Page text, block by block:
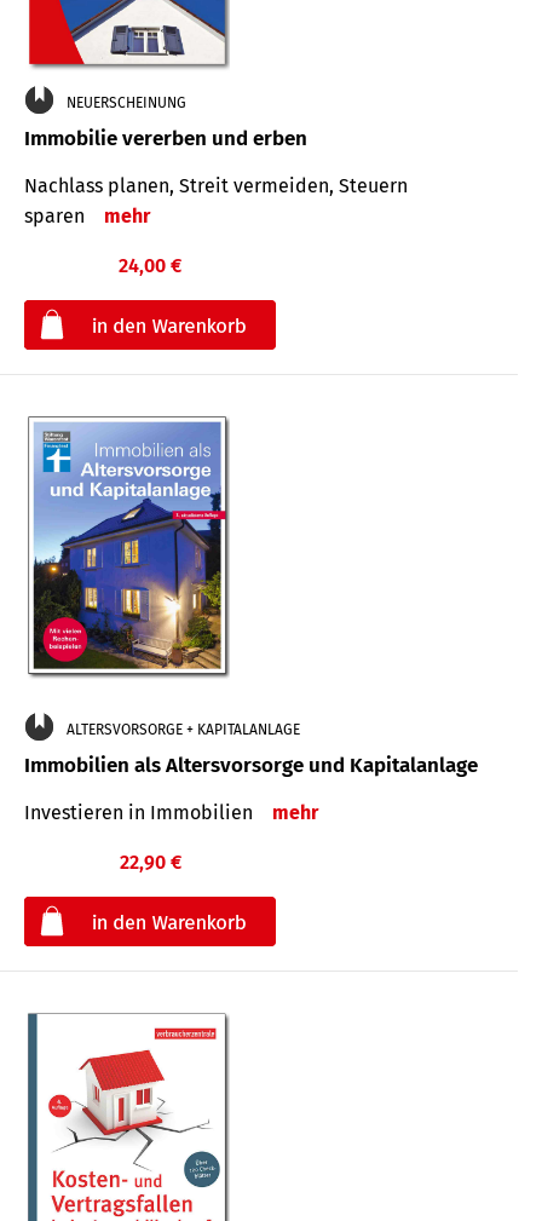
NEUERSCHEINUNG
Immobilie vererben und erben
Nachlass planen, Streit vermeiden, Steuern
sparen
mehr
24,00 €
ALTERSVORSORGE + KAPITALANLAGE
Immobilien als Altersvorsorge und Kapitalanlage
Investieren in Immobilien mehr
22,90 €